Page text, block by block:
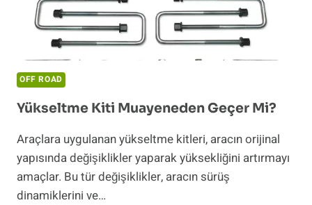
OFF ROAD
Yükseltme Kiti Muayeneden Geçer Mi?
Araçlara uygulanan yükseltme kitleri, aracın orijinal
yapısında değişiklikler yaparak yüksekliğini artırmayı
amaçlar. Bu tür değişiklikler, aracın sürüş
dinamiklerini ve…